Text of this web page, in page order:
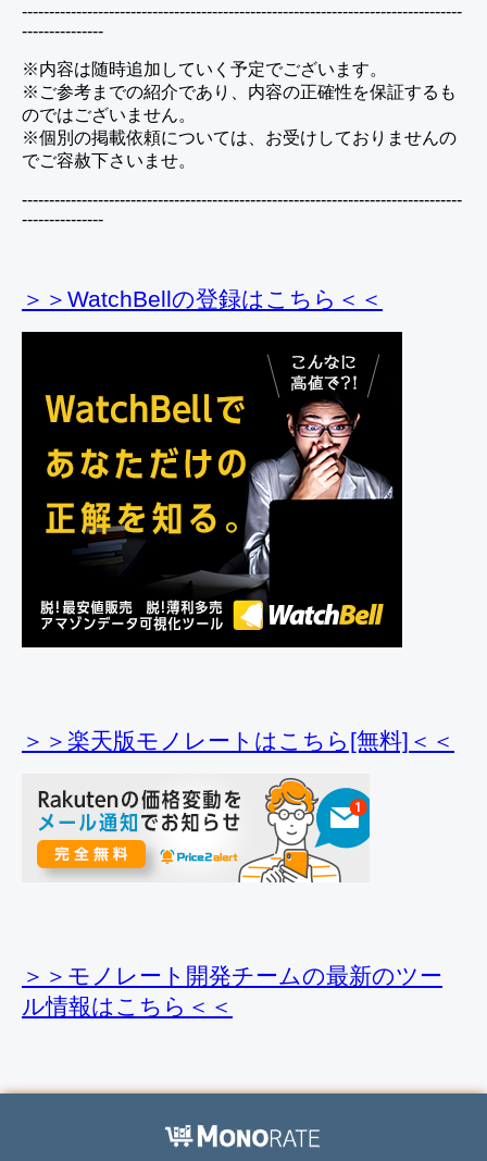
---------------------------------------------------------------------------------
---------------
※内容は随時追加していく予定でございます。
※ご参考までの紹介であり、内容の正確性を保証するも
のではございません。
※個別の掲載依頼については、お受けしておりませんの
でご容赦下さいませ。
---------------------------------------------------------------------------------
---------------
＞＞WatchBellの登録はこちら＜＜
＞＞楽天版モノレートはこちら[無料]＜＜
＞＞モノレート開発チームの最新のツー
ル情報はこちら＜＜